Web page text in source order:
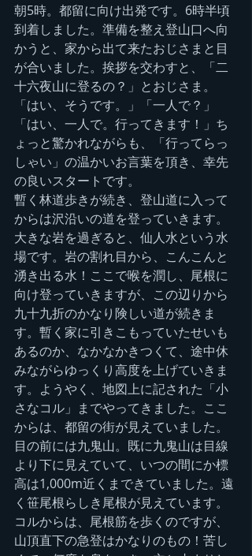
朝5時。都留に向け出発です。6時半頃
到着しました。準備を整え登山口へ向
かうと、家から出て来たおじさまと目
が合いました。挨拶を交わすと、「二
十六夜山に登るの？」とおじさま。
「はい、そうです。」「一人で？」
「はい、一人で。行ってきます！」ち
ょっと驚かれながらも、「行ってらっ
しゃい」の温かいお言葉を頂き、幸先
の良いスタートです。
暫く林道歩きが続き、登山道に入って
からは沢沿いの道を登っていきます。
大きな岩を過ぎると、仙人水という水
場です。岩の割れ目から、こんこんと
湧き出る水！ここで喉を潤し、尾根に
向け登っていきますが、この辺りから
九十九折のかなり険しい道が続きま
す。暫く家に引きこもっていたせいも
あるのか、なかなかきつくて、途中休
みながらゆっくり高度を上げていきま
す。ようやく、地図上に記された「小
さなコル」までやってきました。ここ
からは、都留の街が見えていました。
目の前には九鬼山。既に九鬼山は目線
より下に見えていて、いつの間にか標
高は1,000m近くまできていました。遠
く笹尾根らしき尾根が見えています。
コルからは、尾根筋を歩くのですが、
山頂直下の急登はかなりのもの！苦し